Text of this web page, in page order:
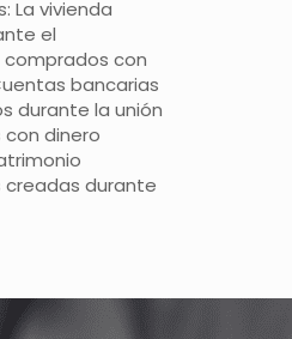
La vivienda
el
con
bancarias
durante la unión
con dinero
creadas durante